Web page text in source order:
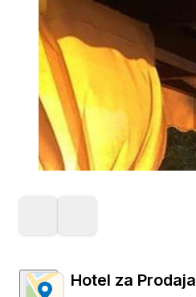
Hotel za Prodaja